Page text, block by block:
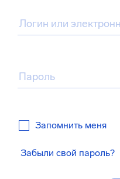
Запомнить меня
Забыли свой пароль?